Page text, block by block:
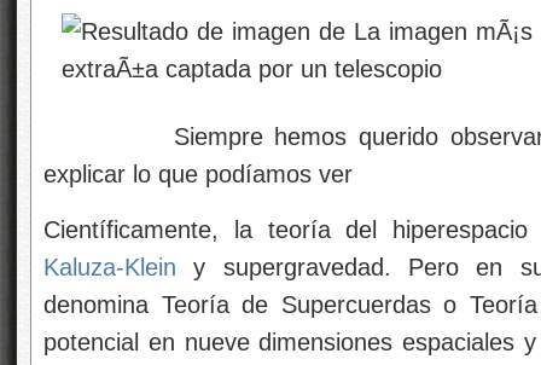
Siempre hemos querido observar
explicar lo que podíamos ver
Científicamente, la teoría del
Kaluza-Klein y supergravedad. Pero en
denomina Teoría de Supercuerdas o
potencial en nueve dimensiones espaciales